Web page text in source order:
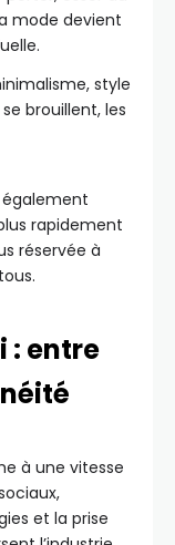
mode devient
style
brouillent, les
rapidement
réservée à
: entre
à une vitesse
et la prise